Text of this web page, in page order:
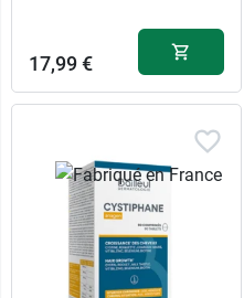
17,99 €